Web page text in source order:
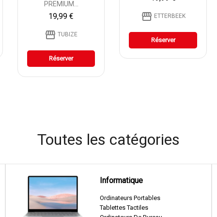
PREMIUM...
19,99 €
storefront TUBIZE
Réserver
storefront ETTERBEEK
Réserver
Toutes les catégories
Informatique
Ordinateurs Portables
Tablettes Tactiles